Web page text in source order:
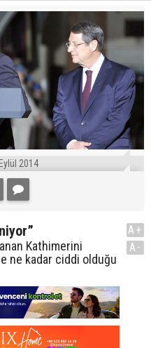
2014
Kathimerini
ne kadar ciddi olduğu
A+
A-